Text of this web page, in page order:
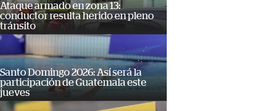
Ataque armado en zona 13:
conductor resulta herido en pleno
tránsito
Santo Domingo 2026: Así será la
participación de Guatemala este
jueves